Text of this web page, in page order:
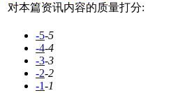
对本篇资讯内容的质量打分:
-5-5
-4-4
-3-3
-2-2
-1-1